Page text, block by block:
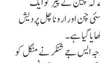
چن اور اروناچل پردیش
گیا ہے۔
ایس جے شنکر نے منگل کو